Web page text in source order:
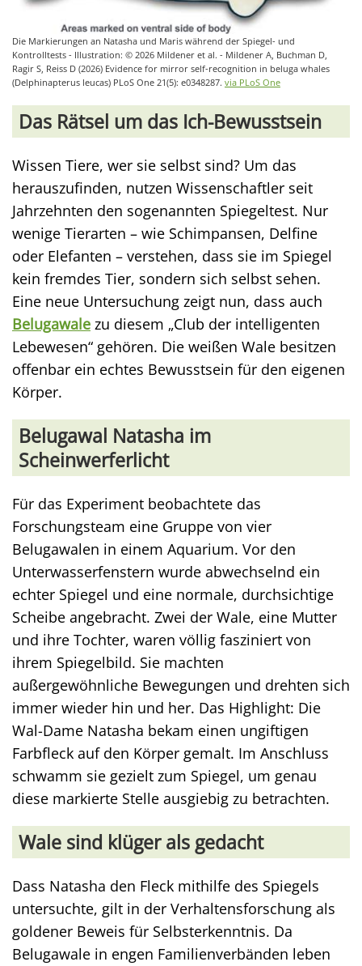
Die Markierungen an Natasha und Maris während der Spiegel- und
Kontrolltests - Illustration: © 2026 Mildener et al. - Mildener A, Buchman D,
Ragir S, Reiss D (2026) Evidence for mirror self-recognition in beluga whales
(Delphinapterus leucas) PLoS One 21(5): e0348287. via PLoS One
Das Rätsel um das Ich-Bewusstsein
Wissen Tiere, wer sie selbst sind? Um das
herauszufinden, nutzen Wissenschaftler seit
Jahrzehnten den sogenannten Spiegeltest. Nur
wenige Tierarten – wie Schimpansen, Delfine
oder Elefanten – verstehen, dass sie im Spiegel
kein fremdes Tier, sondern sich selbst sehen.
Eine neue Untersuchung zeigt nun, dass auch
Belugawale zu diesem „Club der intelligenten
Lebewesen“ gehören. Die weißen Wale besitzen
offenbar ein echtes Bewusstsein für den eigenen
Körper.
Belugawal Natasha im
Scheinwerferlicht
Für das Experiment beobachtete das
Forschungsteam eine Gruppe von vier
Belugawalen in einem Aquarium. Vor den
Unterwasserfenstern wurde abwechselnd ein
echter Spiegel und eine normale, durchsichtige
Scheibe angebracht. Zwei der Wale, eine Mutter
und ihre Tochter, waren völlig fasziniert von
ihrem Spiegelbild. Sie machten
außergewöhnliche Bewegungen und drehten sich
immer wieder hin und her. Das Highlight: Die
Wal-Dame Natasha bekam einen ungiftigen
Farbfleck auf den Körper gemalt. Im Anschluss
schwamm sie gezielt zum Spiegel, um genau
diese markierte Stelle ausgiebig zu betrachten.
Wale sind klüger als gedacht
Dass Natasha den Fleck mithilfe des Spiegels
untersuchte, gilt in der Verhaltensforschung als
goldener Beweis für Selbsterkenntnis. Da
Belugawale in engen Familienverbänden leben